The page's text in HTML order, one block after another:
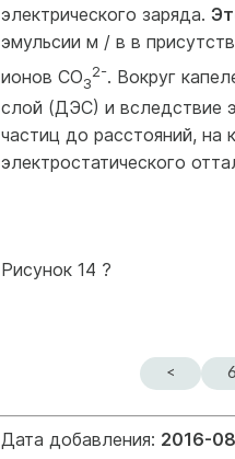
электрического заряда.
эмульсии м / в в
ионов СО3
2-. Вокруг
слой (ДЭС) и вследствие
частиц до расстояний, на
электростатического
Рисунок 14 ?
< 6
Дата добавления: 2016-